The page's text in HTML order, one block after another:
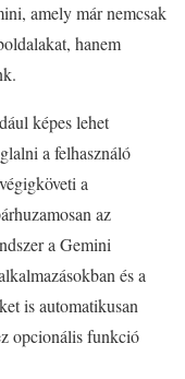
amely már nemcsak
hanem
képes lehet
a felhasználó
a
az
a Gemini
és a
is automatikusan
opcionális funkció